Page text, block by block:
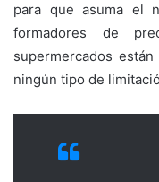
para que asuma el
formadores de
supermercados
ningún tipo de